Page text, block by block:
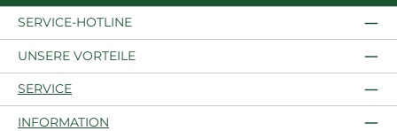
SERVICE-HOTLINE
UNSERE VORTEILE
SERVICE
INFORMATION